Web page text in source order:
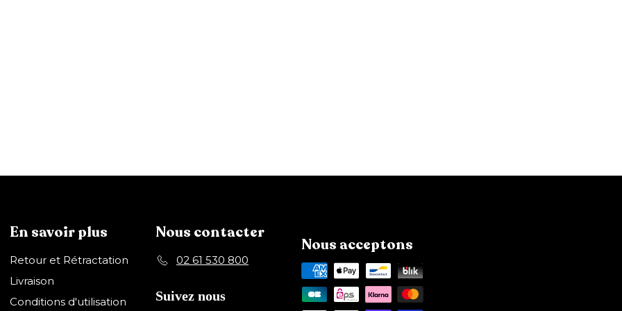
En savoir plus
Retour et Rétractation
Livraison
Conditions d'utilisation
Nous contacter
02 61 530 800
Suivez nous
Nous acceptons